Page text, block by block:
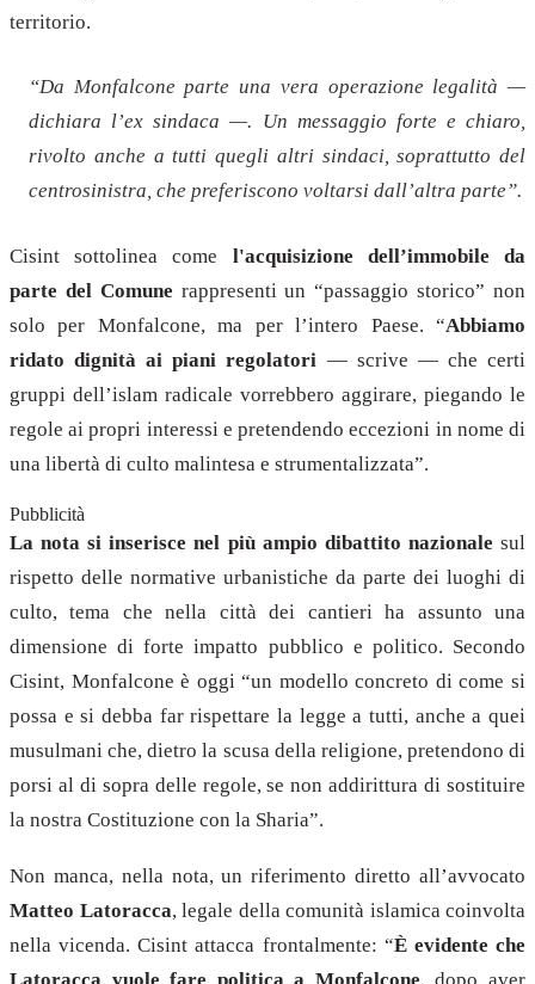
territorio.
“Da Monfalcone parte una vera operazione legalità —
dichiara l’ex sindaca —. Un messaggio forte e chiaro,
rivolto anche a tutti quegli altri sindaci, soprattutto del
centrosinistra, che preferiscono voltarsi dall’altra parte”.
Cisint sottolinea come l'acquisizione dell’immobile da
parte del Comune rappresenti un “passaggio storico” non
solo per Monfalcone, ma per l’intero Paese. “Abbiamo
ridato dignità ai piani regolatori — scrive — che certi
gruppi dell’islam radicale vorrebbero aggirare, piegando le
regole ai propri interessi e pretendendo eccezioni in nome di
una libertà di culto malintesa e strumentalizzata”.
Pubblicità
La nota si inserisce nel più ampio dibattito nazionale sul
rispetto delle normative urbanistiche da parte dei luoghi di
culto, tema che nella città dei cantieri ha assunto una
dimensione di forte impatto pubblico e politico. Secondo
Cisint, Monfalcone è oggi “un modello concreto di come si
possa e si debba far rispettare la legge a tutti, anche a quei
musulmani che, dietro la scusa della religione, pretendono di
porsi al di sopra delle regole, se non addirittura di sostituire
la nostra Costituzione con la Sharia”.
Non manca, nella nota, un riferimento diretto all’avvocato
Matteo Latoracca, legale della comunità islamica coinvolta
nella vicenda. Cisint attacca frontalmente: “È evidente che